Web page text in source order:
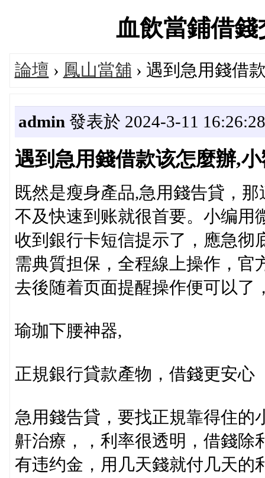
血飲當鋪借
論壇 › 鳳山當舖 › 遇到急用錢借
admin 發表於 2024-3-11 16:26:28
遇到急用錢借款该怎麼辦,
既然是瘦身產品,急用錢告貸，
不及快速到账就很首要。小编用
收到銀行卡短信提示了，應急彻
需典質担保，全程線上操作，官
去後随着页面提醒操作便可以了
瑜珈下腰神器,
正規銀行貸款產物，借錢更安心
急用錢告貸，要找正規靠得住的
鼾治療，，利率很透明，借錢除
有违约金，用几天錢就付几天的